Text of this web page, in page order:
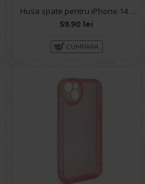
Husa spate pentru iPhone 14 - Mantis Case Negru / Vernil
59.90 lei
CUMPARA